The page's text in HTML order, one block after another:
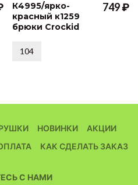
К4995/ярко-
красный к1259
брюки Crockid
749 ₽
104
НОВИНКИ
АКЦИИ
КАК СДЕЛАТЬ ЗАКАЗ
С НАМИ